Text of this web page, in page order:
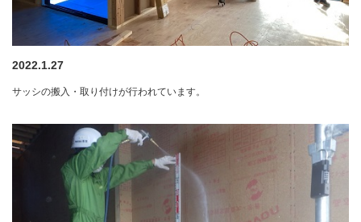
2022.1.27
サッシの搬入・取り付けが行われています。